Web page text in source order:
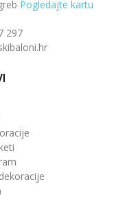
Pogledajte kartu
297